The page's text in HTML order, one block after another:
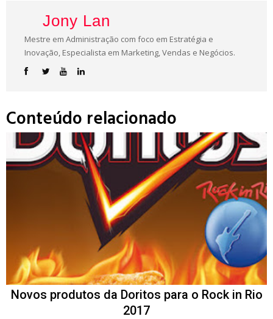
Jony Lan
Mestre em Administração com foco em Estratégia e
Inovação, Especialista em Marketing, Vendas e Negócios.
Conteúdo relacionado
Novos produtos da Doritos para o Rock in Rio
2017